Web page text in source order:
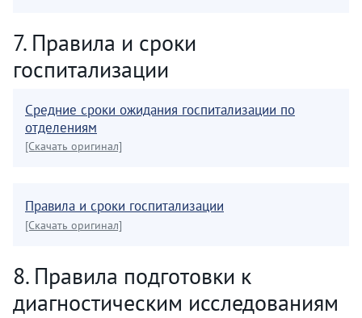
7. Правила и сроки
госпитализации
Средние сроки ожидания госпитализации по
отделениям
[Скачать оригинал]
Правила и сроки госпитализации
[Скачать оригинал]
8. Правила подготовки к
диагностическим исследованиям